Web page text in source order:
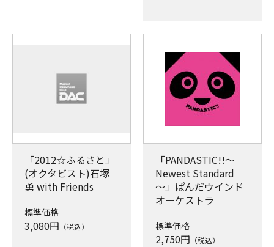
「2012☆ふるさと」
(オクタビスト)石塚
勇 with Friends
標準価格
3,080円 （税込）
「PANDASTIC!!～
Newest Standard
～」ぱんだウインド
オーケストラ
標準価格
2,750円 （税込）